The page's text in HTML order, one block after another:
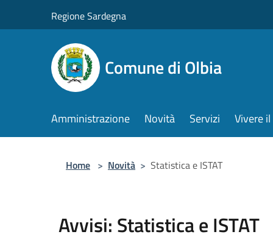
Regione Sardegna
Comune di Olbia
Amministrazione Novità Servizi Vivere
Home > Novità > Statistica e ISTAT
Avvisi: Statistica e ISTAT